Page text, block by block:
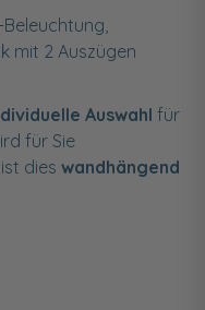
mit 2 Auszügen
Auswahl für
für Sie
dies wandhängend